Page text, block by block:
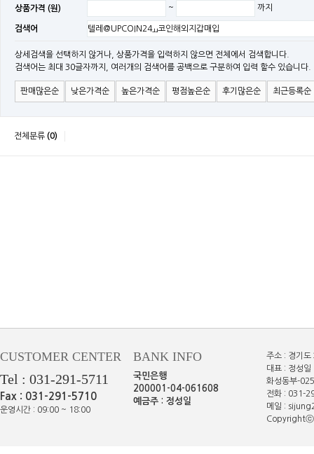
[공지]SMPS 저가형 [기획상품] 출시
[공지]12W~300W Medical Adapter"2017 NEW MODEL"[ADT] 출시
[공지][민웰] [민웰] 인버터 "정현파 / 유사 정현파" 시리즈 제품을 출시
[공지][민웰] LED 방수형 (CLG / CEN / HLG)시리즈 제품 출시
상품가격 (원) ~ 까지
검색어
상세검색을 선택하지 않거나, 상품가격을 입력하지 않으면 전체에서 검색합니다.
검색어는 최대 30글자까지, 여러개의 검색어를 공백으로 구분하여 입력 할수 있습니다.
판매많은순 낮은가격순 높은가격순 평점높은순 후기많은순 최근등록순
전체분류 (0)
CUSTOMER CENTER
Tel : 031-291-5711
Fax : 031-291-5710
운영시간 : 09:00 ~ 18:00
BANK INFO
국민은행
200001-04-061608
예금주 : 정성일
주소 : 경기
대표 : 정성
화성동부-
전화 : 031-
메일 :